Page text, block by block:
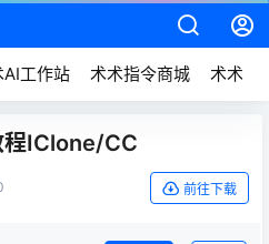
AI工作站 术术指令商城 术术动
程IClone/CC
前往下载